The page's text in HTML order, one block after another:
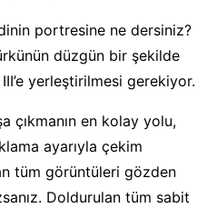
portresine ne dersiniz?
düzgün bir şekilde
yerleştirilmesi gerekiyor.
çıkmanın en kolay yolu,
ayarıyla çekim
tüm görüntüleri gözden
Doldurulan tüm sabit